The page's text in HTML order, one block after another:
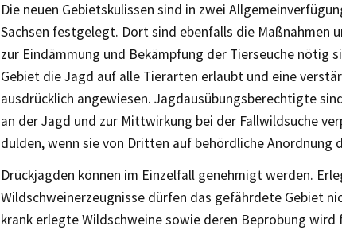
Die neuen Gebietskulissen sind in zwei
Sachsen festgelegt. Dort sind ebenfalls die Maßnahmen
zur Eindämmung und Bekämpfung der Tierseuche nötig
Gebiet die Jagd auf alle Tierarten erlaubt und eine
ausdrücklich angewiesen. Jagdausübungsberechtigte
an der Jagd und zur Mittwirkung bei der Fallwildsuche
dulden, wenn sie von Dritten auf behördliche Anordnung
Drückjagden können im Einzelfall genehmigt werden.
Wildschweinerzeugnisse dürfen das gefährdete Gebiet
krank erlegte Wildschweine sowie deren Beprobung wird